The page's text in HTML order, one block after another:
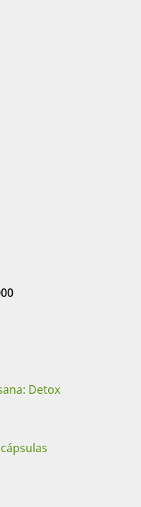
Rango
CLP$23.000
Detox